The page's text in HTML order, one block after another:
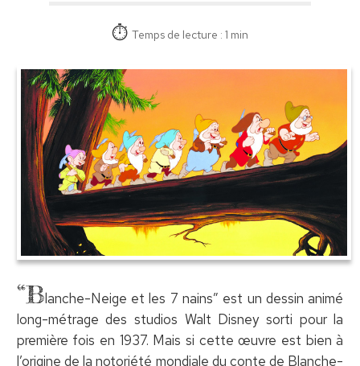
Temps de lecture : 1 min
“Blanche-Neige et les 7 nains” est un dessin animé
long-métrage des studios Walt Disney sorti pour la
première fois en 1937. Mais si cette œuvre est bien à
l’origine de la notoriété mondiale du conte de Blanche-